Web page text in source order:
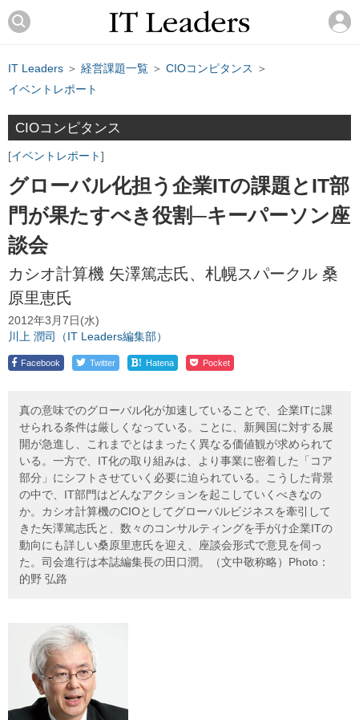
IT Leaders ＞ 経営課題一覧 ＞ CIOコンピタンス ＞
イベントレポート
CIOコンピタンス
イベントレポート
グローバル化担う企業ITの課題とIT部
門が果たすべき役割─キーパーソン座
談会
カシオ計算機 矢澤篤志氏、札幌スパークル 桑
原里恵氏
2012年3月7日(水)
川上 潤司（IT Leaders編集部）
Facebook Twitter ! Hatena Pocket
真の意味でのグローバル化が加速していることで、企業ITに課
せられる条件は厳しくなっている。ことに、新興国に対する展
開が急進し、これまでとはまったく異なる価値観が求められて
いる。一方で、IT化の取り組みは、より事業に密着した「コア
部分」にシフトさせていく必要に迫られている。こうした背景
の中で、IT部門はどんなアクションを起こしていくべきなの
か。カシオ計算機のCIOとしてグローバルビジネスを牽引して
きた矢澤篤志氏と、数々のコンサルティングを手がけ企業ITの
動向にも詳しい桑原里恵氏を迎え、座談会形式で意見を伺っ
た。司会進行は本誌編集長の田口潤。（文中敬称略）Photo：
的野 弘路